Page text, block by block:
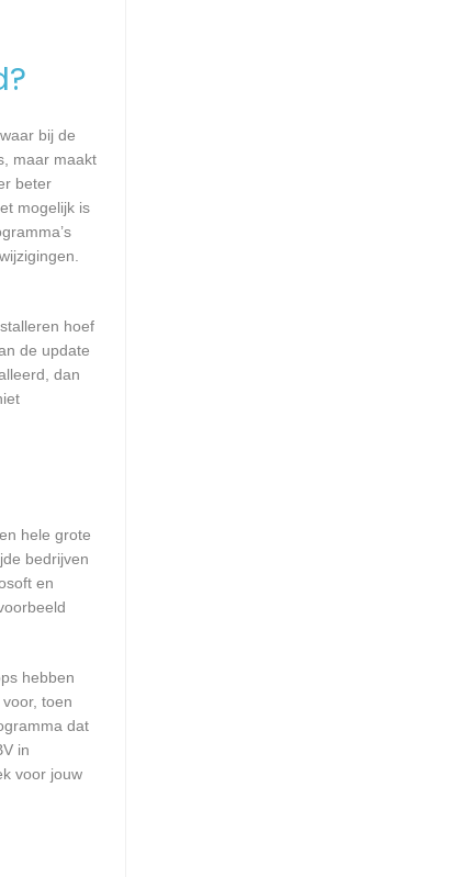
bij de
maar maakt
beter
mogelijk is
hoef
de update
dan
hele grote
bedrijven
en
hebben
toen
dat
in
voor jouw